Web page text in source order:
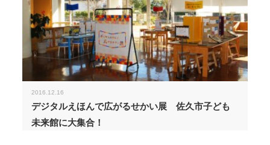
2016.12.16
デジタルえほんで広がるせかい展 佐久市子ども
未来館に大集合！